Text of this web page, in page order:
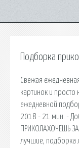
Подборка
Свежая
картинок и
ежедневной
2018 - 21 мин. -
ПРИКОЛАХОЧЕШЬ
лучшие, подборка